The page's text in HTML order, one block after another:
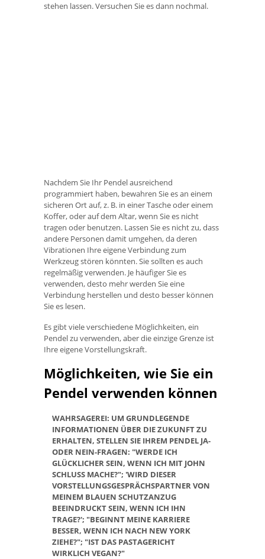
stehen lassen. Versuchen Sie es dann nochmal.
Nachdem Sie Ihr Pendel ausreichend
programmiert haben, bewahren Sie es an einem
sicheren Ort auf, z. B. in einer Tasche oder einem
Koffer, oder auf dem Altar, wenn Sie es nicht
tragen oder benutzen. Lassen Sie es nicht zu, dass
andere Personen damit umgehen, da deren
Vibrationen Ihre eigene Verbindung zum
Werkzeug stören könnten. Sie sollten es auch
regelmäßig verwenden. Je häufiger Sie es
verwenden, desto mehr werden Sie eine
Verbindung herstellen und desto besser können
Sie es lesen.
Es gibt viele verschiedene Möglichkeiten, ein
Pendel zu verwenden, aber die einzige Grenze ist
Ihre eigene Vorstellungskraft.
Möglichkeiten, wie Sie ein
Pendel verwenden können
WAHRSAGEREI: UM GRUNDLEGENDE
INFORMATIONEN ÜBER DIE ZUKUNFT ZU
ERHALTEN, STELLEN SIE IHREM PENDEL JA-
ODER NEIN-FRAGEN: "WERDE ICH
GLÜCKLICHER SEIN, WENN ICH MIT JOHN
SCHLUSS MACHE?"; 'WIRD DIESER
VORSTELLUNGSGESPRÄCHSPARTNER VON
MEINEM BLAUEN SCHUTZANZUG
BEEINDRUCKT SEIN, WENN ICH IHN
TRAGE?'; "BEGINNT MEINE KARRIERE
BESSER, WENN ICH NACH NEW YORK
ZIEHE?"; "IST DAS PASTAGERICHT
WIRKLICH VEGAN?"